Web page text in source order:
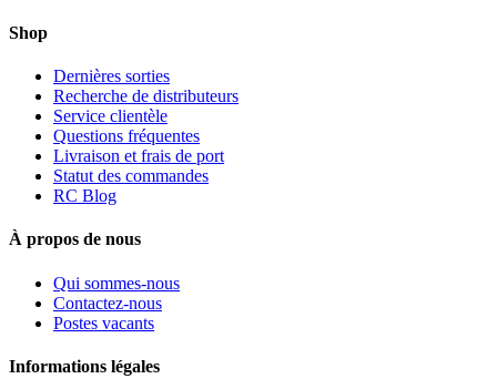
Shop
Dernières sorties
Recherche de distributeurs
Service clientèle
Questions fréquentes
Livraison et frais de port
Statut des commandes
RC Blog
À propos de nous
Qui sommes-nous
Contactez-nous
Postes vacants
Informations légales